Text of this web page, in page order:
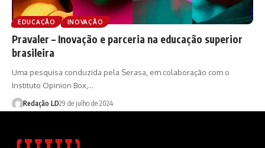
EDUCAÇÃO INOVAÇÃO
Pravaler – Inovação e parceria na educação superior
brasileira
Uma pesquisa conduzida pela Serasa, em colaboração com o
Instituto Opinion Box,…
Redação LD29 de julho de 2024